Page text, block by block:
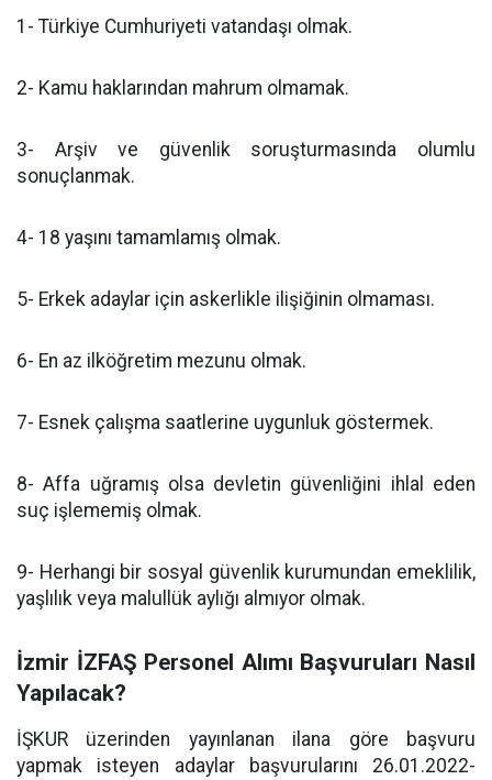
1- Türkiye Cumhuriyeti vatandaşı olmak.
2- Kamu haklarından mahrum olmamak.
3- Arşiv ve güvenlik soruşturmasında olumlu
sonuçlanmak.
4- 18 yaşını tamamlamış olmak.
5- Erkek adaylar için askerlikle ilişiğinin olmaması.
6- En az ilköğretim mezunu olmak.
7- Esnek çalışma saatlerine uygunluk göstermek.
8- Affa uğramış olsa devletin güvenliğini ihlal eden
suç işlememiş olmak.
9- Herhangi bir sosyal güvenlik kurumundan emeklilik,
yaşlılık veya malullük aylığı almıyor olmak.
İzmir İZFAŞ Personel Alımı Başvuruları Nasıl
Yapılacak?
İŞKUR üzerinden yayınlanan ilana göre başvuru
yapmak isteyen adaylar başvurularını 26.01.2022-